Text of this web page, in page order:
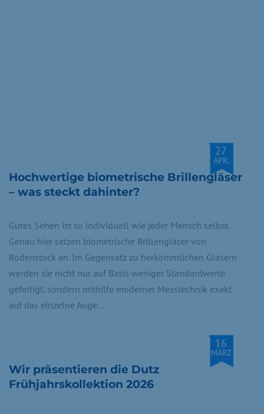
27
APR.
Hochwertige biometrische Brillengläser
– was steckt dahinter?
Gutes Sehen ist so individuell wie jeder Mensch selbst.
Genau hier setzen biometrische Brillengläser von
Rodenstock an. Im Gegensatz zu herkömmlichen Gläsern
werden sie nicht nur auf Basis weniger Standardwerte
gefertigt, sondern mithilfe moderner Messtechnik exakt
auf das einzelne Auge…
16
MÄRZ
Wir präsentieren die Dutz
Frühjahrskollektion 2026